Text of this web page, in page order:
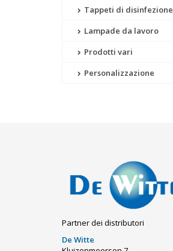
Tappeti di disinfezione
Lampade da lavoro
Prodotti vari
Personalizzazione
Partner dei distributori
De Witte